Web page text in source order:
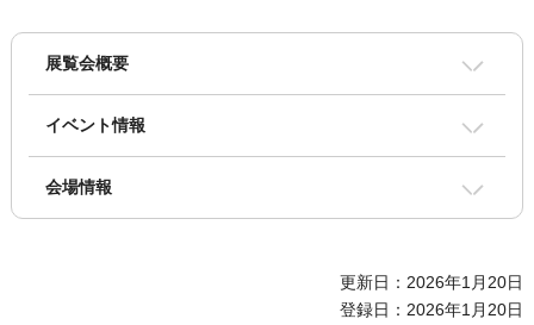
展覧会概要
イベント情報
会場情報
更新日：2026年1月20日
登録日：2026年1月20日